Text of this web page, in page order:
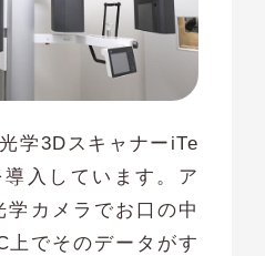
学3DスキャナーiTe
入しています。ア
学カメラでお口の中
上でそのデータがす